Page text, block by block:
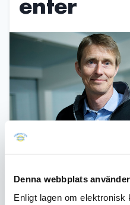
Denna webbplats
Enligt lagen om
enter
Daniel Hellström,
utveckling på